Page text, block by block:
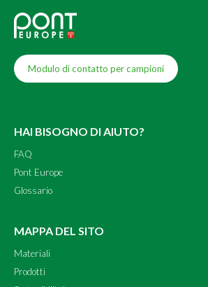
Modulo di contatto per campioni
HAI BISOGNO DI AIUTO?
FAQ
Pont Europe
Glossario
MAPPA DEL SITO
Materiali
Prodotti